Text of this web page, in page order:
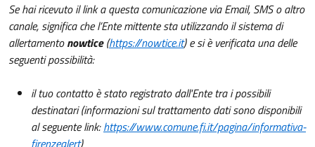
Se hai ricevuto il link a questa comunicazione via Email, SMS o altro
canale, significa che l’Ente mittente sta utilizzando il sistema di
allertamentonowtice(https://nowtice.it) e si è verificata una delle
seguenti possibilità:
il tuo contatto è stato registrato dall'Ente tra i possibili
destinatari (informazioni sul trattamento dati sono disponibili
al seguente link:https://www.comune.fi.it/pagina/informativa-
firenzealert)